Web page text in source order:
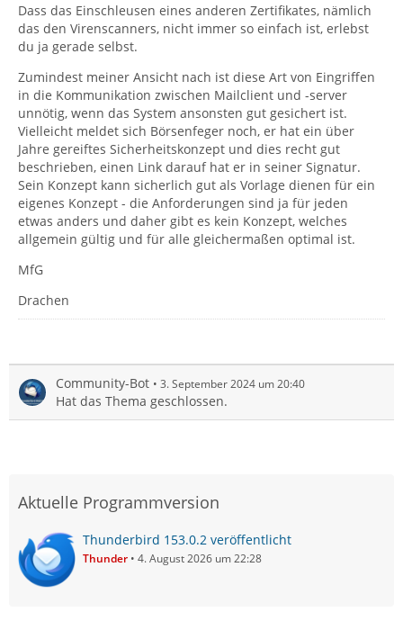
Dass das Einschleusen eines anderen Zertifikates, nämlich
das den Virenscanners, nicht immer so einfach ist, erlebst
du ja gerade selbst.
Zumindest meiner Ansicht nach ist diese Art von Eingriffen
in die Kommunikation zwischen Mailclient und -server
unnötig, wenn das System ansonsten gut gesichert ist.
Vielleicht meldet sich Börsenfeger noch, er hat ein über
Jahre gereiftes Sicherheitskonzept und dies recht gut
beschrieben, einen Link darauf hat er in seiner Signatur.
Sein Konzept kann sicherlich gut als Vorlage dienen für ein
eigenes Konzept - die Anforderungen sind ja für jeden
etwas anders und daher gibt es kein Konzept, welches
allgemein gültig und für alle gleichermaßen optimal ist.
MfG
Drachen
Community-Bot 3. September 2024 um 20:40
Hat das Thema geschlossen.
Aktuelle Programmversion
Thunderbird 153.0.2 veröffentlicht
Thunder 4. August 2026 um 22:28